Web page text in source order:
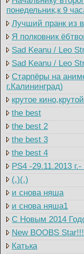
понедельник,к 9
Лучший пранк из
Я полковник
Sad Keanu / Leo
Sad Keanu / Leo
Старпёры на
г.Калининград)
крутое
the best
the best 2
the best 3
the best 4
PS4 -29.11.2013
(.)(.)
и снова няша
и снова няша1
C Новым 2014
New BOOBS
Катька